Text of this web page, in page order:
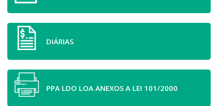
DIÁRIAS
PPA LDO LOA ANEXOS A LEI 101/2000